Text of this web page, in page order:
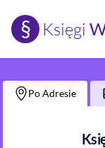
§ Księgi
Po Adresie